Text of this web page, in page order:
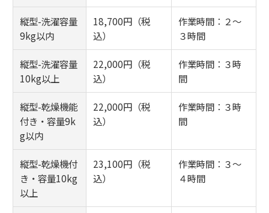
縦型-洗濯容量
9kg以内
18,700円（税
込）
作業時間：２～
３時間
縦型-洗濯容量
10kg以上
22,000円（税
込）
作業時間：３時
間
縦型-乾燥機能
付き・容量9k
g以内
22,000円（税
込）
作業時間：３時
間
縦型-乾燥機付
き・容量10kg
以上
23,100円（税
込）
作業時間：３～
４時間